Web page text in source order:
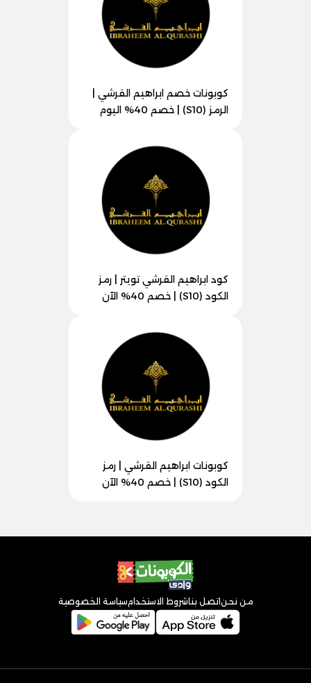
كوبونات خصم ابراهيم القرشي |
الرمز (S10) | خصم 40% اليوم
كود ابراهيم القرشي تويتر | رمز
الكود (S10) | خصم 40% الآن
كوبونات ابراهيم القرشي | رمز
الكود (S10) | خصم 40% الآن
من نحن اتصل بنا شروط الاستخدامسياسة الخصوصية